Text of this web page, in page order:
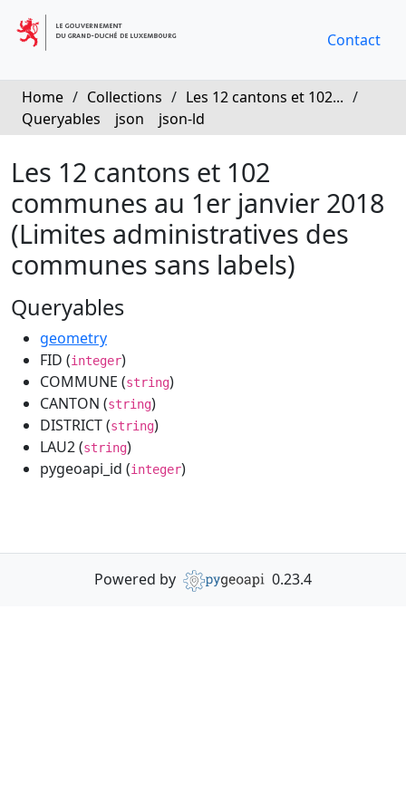
Contact
Home / Collections / Les 12 cantons et 102... /
Queryables
json json-ld
Les 12 cantons et 102
communes au 1er janvier 2018
(Limites administratives des
communes sans labels)
Queryables
geometry
FID (integer)
COMMUNE (string)
CANTON (string)
DISTRICT (string)
LAU2 (string)
pygeoapi_id (integer)
Powered by 0.23.4